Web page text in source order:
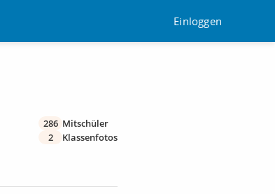
Einloggen
286 Mitschüler
2
Klassenfotos